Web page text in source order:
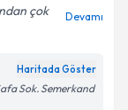
çok
Devamı
Haritada Göster
Sok. Semerkand